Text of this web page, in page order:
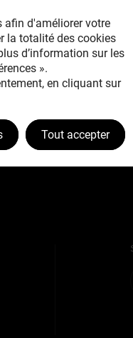
afin d'améliorer votre
la totalité des cookies
d’information sur les
».
en cliquant sur
Tout accepter